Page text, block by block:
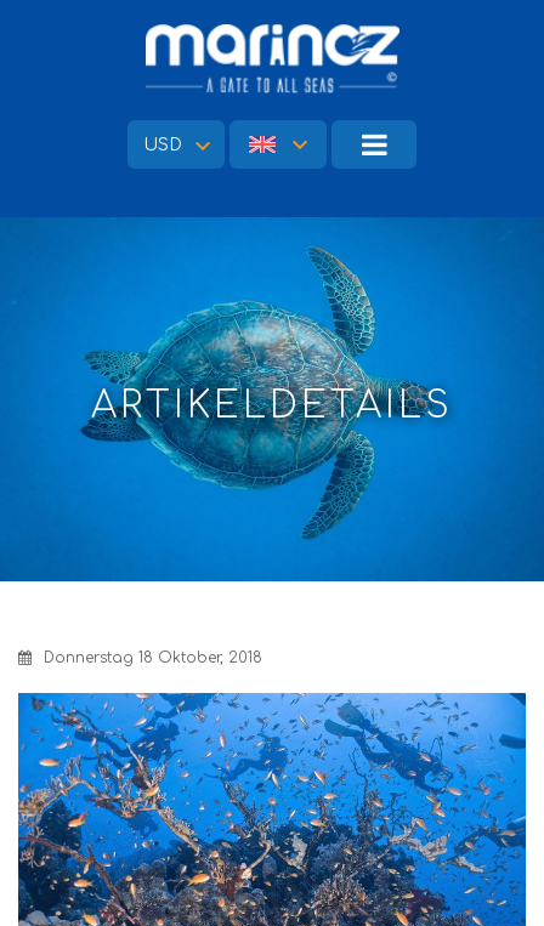
USD
ARTIKELDETAILS
Donnerstag 18 Oktober, 2018